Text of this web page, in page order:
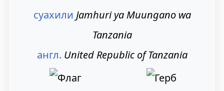
суахили Jamhuri ya Muungano wa
Tanzania
англ. United Republic of Tanzania